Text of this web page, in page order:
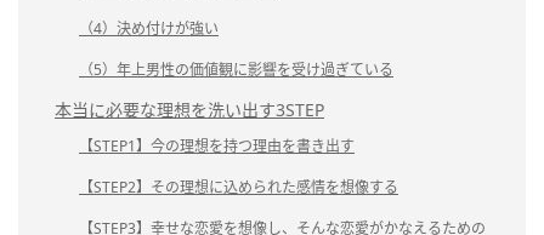
（4）決め付けが強い
（5）年上男性の価値観に影響を受け過ぎている
本当に必要な理想を洗い出す3STEP
【STEP1】今の理想を持つ理由を書き出す
【STEP2】その理想に込められた感情を想像する
【STEP3】幸せな恋愛を想像し、そんな恋愛がかなえるための